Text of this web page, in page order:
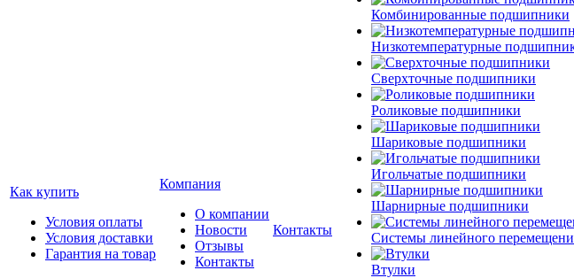
Как купить
Условия оплаты
Условия доставки
Гарантия на товар
Компания
О компании
Новости
Отзывы
Контакты
Контакты
Комбинированные подшипники
Низкотемпературные
Сверхточные подшипники
Роликовые подшипники
Шариковые подшипники
Игольчатые подшипники
Шарнирные подшипники
Системы линейного
Втулки